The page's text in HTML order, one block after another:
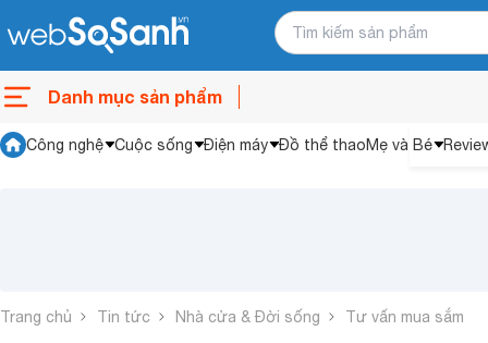
Danh mục sản phẩm
Công nghệ Cuộc sống Điện máy Đồ thể thaoMẹ và Bé
Trang chủ Tin tức Nhà cửa & Đời sống Tư vấn mua sắm